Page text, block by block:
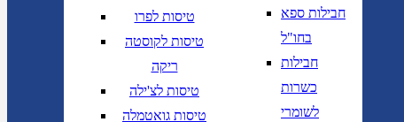
טיסות לפרו
טיסות לקוסטה
ריקה
טיסות לצ'ילה
טיסות גואטמלה
חבילות ספא
בחו"ל
חבילות
כשרות
לשומרי